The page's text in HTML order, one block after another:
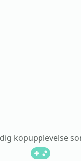
köpupplevelse